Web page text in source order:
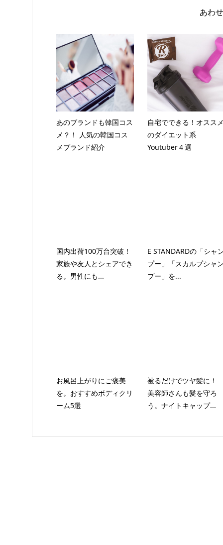
あわ
あのブランドも韓国コス
メ？！ 人気の韓国コス
メブランド紹介
自宅でできる！オスス
のダイエット系
Youtuber４選
国内出荷100万台突破！
家族や友人とシェアでき
る。男性にも...
E STANDARDの「シャ
プー」「スカルプシャ
プー」を...
お風呂上がりにご褒美
を。おすすめボディクリ
ーム5選
被るだけでツヤ髪に！
美容師さんも髪を守ろ
う。ナイトキャップ...